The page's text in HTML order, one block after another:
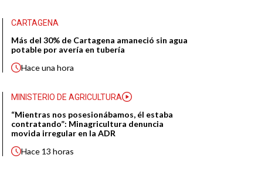
CARTAGENA
Más del 30% de Cartagena amaneció sin agua
potable por avería en tubería
Haceuna hora
MINISTERIO DE AGRICULTURA
“Mientras nos posesionábamos, él estaba
contratando”: Minagricultura denuncia
movida irregular en la ADR
Hace 13 horas